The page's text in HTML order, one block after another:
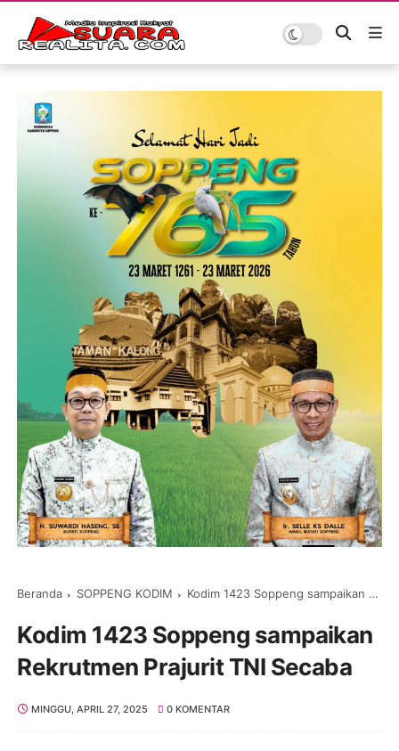
Beranda SOPPENG KODIM Kodim 1423 Soppeng sampaikan Rekrutmen Prajurit TNI Secaba
Kodim 1423 Soppeng sampaikan
Rekrutmen Prajurit TNI Secaba
MINGGU, APRIL 27, 2025 0 KOMENTAR